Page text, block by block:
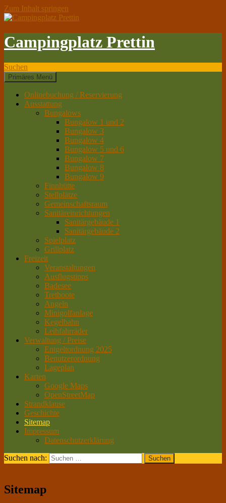
Zum Inhalt springen
Campingplatz Prettin
Suchen
Primäres Menü
Onlinebuchung / Reservierung
Ausstattung
Bungalows
Bungalow 1 und 2
Bungalow 3
Bungalow 4
Bungalow 5 und 6
Bungalow 7
Bungalow 8
Bungalow 9
Finnhütte
Stellplätze
Gemeinschaftsraum
Sanitäreinrichtungen
Sanitärgebäude 1
Sanitärgebäude 2
Spielplatz
Grillplatz
Freizeit
Veranstaltungen
Ausflugstipps
Badesee
Tretboote
Angeln
Minigolfanlage
Kegelbahn
Leihfahrräder
Verwaltung / Preise
Entgeltordnung 2025
Benutzerordnung
Lageplan
Karten
Google Maps
OpenStreetMap
Strandklause
Geschichte
Sitemap
Impressum
Datenschutzerklärung
Suchen nach:
Sitemap